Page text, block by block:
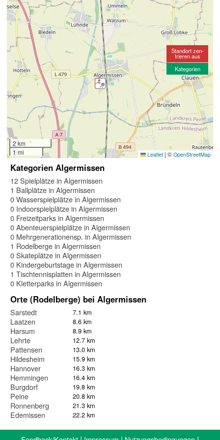
2 km
1 mi
Leaflet | © OpenStreetMap
Standort zen-
trieren aus
Kategorien
Kategorien Algermissen
12 Spielplätze in Algermissen
1 Ballplätze in Algermissen
0 Wasserspielplätze in Algermissen
0 Indoorspielplätze in Algermissen
0 Freizeitparks in Algermissen
0 Abenteuerspielplätze in Algermissen
0 Mehrgenerationensp. in Algermissen
1 Rodelberge in Algermissen
0 Skateplätze in Algermissen
0 Kindergeburtstage in Algermissen
1 Tischtennisplatten in Algermissen
0 Kletterparks in Algermissen
Orte (Rodelberge) bei Algermissen
Sarstedt 7.1 km
Laatzen 8.6 km
Harsum 8.9 km
Lehrte 12.7 km
Pattensen 13.0 km
Hildesheim 15.9 km
Hannover 16.3 km
Hemmingen 16.4 km
Burgdorf 19.8 km
Peine 20.8 km
Ronnenberg 21.3 km
Edemissen 22.2 km